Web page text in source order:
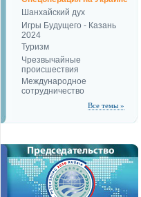
Шанхайский дух
Игры Будущего - Казань
2024
Туризм
Чрезвычайные
происшествия
Международное
сотрудничество
Все темы »